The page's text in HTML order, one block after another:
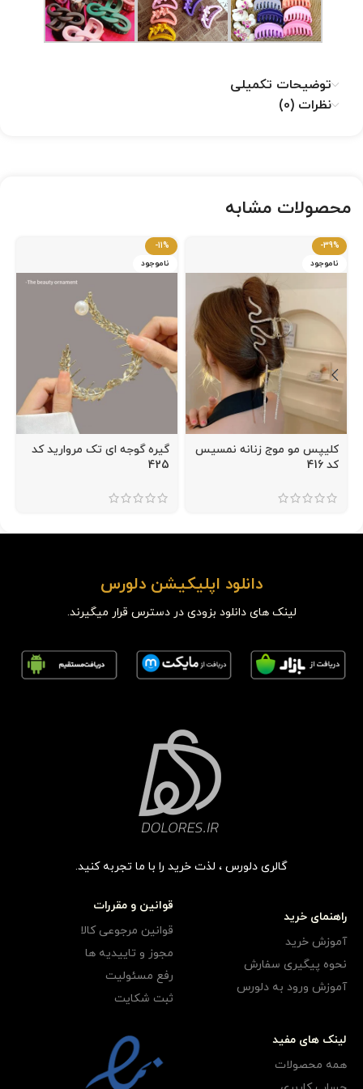
توضیحات تکمیلی
نظرات (0)
محصولات مشابه
-39%
ناموجود
کلیپس مو موج زنانه نمسیس
کد 416
-11%
ناموجود
گیره گوجه ای تک مروارید کد
425
دانلود اپلیکیشن دلورس
لینک های دانلود بزودی در دسترس قرار میگیرند.
گالری دلورس ، لذت خرید را با ما تجربه کنید.
راهنمای خرید
آموزش خرید
نحوه پیگیری سفارش
آموزش ورود به دلورس
قوانین و مقررات
قوانین مرجوعی کالا
مجوز و تاییدیه ها
رفع مسئولیت
ثبت شکایت
لینک های مفید
همه محصولات